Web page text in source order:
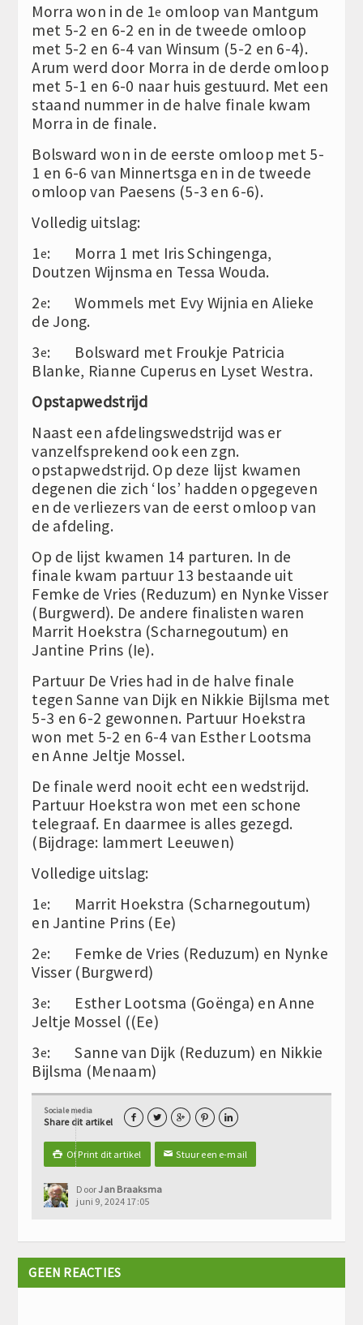
Morra won in de 1e omloop van Mantgum
met 5-2 en 6-2 en in de tweede omloop
met 5-2 en 6-4 van Winsum (5-2 en 6-4).
Arum werd door Morra in de derde omloop
met 5-1 en 6-0 naar huis gestuurd. Met een
staand nummer in de halve finale kwam
Morra in de finale.
Bolsward won in de eerste omloop met 5-
1 en 6-6 van Minnertsga en in de tweede
omloop van Paesens (5-3 en 6-6).
Volledig uitslag:
1e: Morra 1 met Iris Schingenga,
Doutzen Wijnsma en Tessa Wouda.
2e: Wommels met Evy Wijnia en Alieke
de Jong.
3e: Bolsward met Froukje Patricia
Blanke, Rianne Cuperus en Lyset Westra.
Opstapwedstrijd
Naast een afdelingswedstrijd was er
vanzelfsprekend ook een zgn.
opstapwedstrijd. Op deze lijst kwamen
degenen die zich ‘los’ hadden opgegeven
en de verliezers van de eerst omloop van
de afdeling.
Op de lijst kwamen 14 parturen. In de
finale kwam partuur 13 bestaande uit
Femke de Vries (Reduzum) en Nynke Visser
(Burgwerd). De andere finalisten waren
Marrit Hoekstra (Scharnegoutum) en
Jantine Prins (Ie).
Partuur De Vries had in de halve finale
tegen Sanne van Dijk en Nikkie Bijlsma met
5-3 en 6-2 gewonnen. Partuur Hoekstra
won met 5-2 en 6-4 van Esther Lootsma
en Anne Jeltje Mossel.
De finale werd nooit echt een wedstrijd.
Partuur Hoekstra won met een schone
telegraaf. En daarmee is alles gezegd.
(Bijdrage: lammert Leeuwen)
Volledige uitslag:
1e: Marrit Hoekstra (Scharnegoutum)
en Jantine Prins (Ee)
2e: Femke de Vries (Reduzum) en Nynke
Visser (Burgwerd)
3e: Esther Lootsma (Goënga) en Anne
Jeltje Mossel ((Ee)
3e: Sanne van Dijk (Reduzum) en Nikkie
Bijlsma (Menaam)
Sociale media
Share dit artikel     
 Of Print dit artikel ✉Stuur een e-mail
DoorJan Braaksma
juni 9, 2024 17:05
GEEN REACTIES